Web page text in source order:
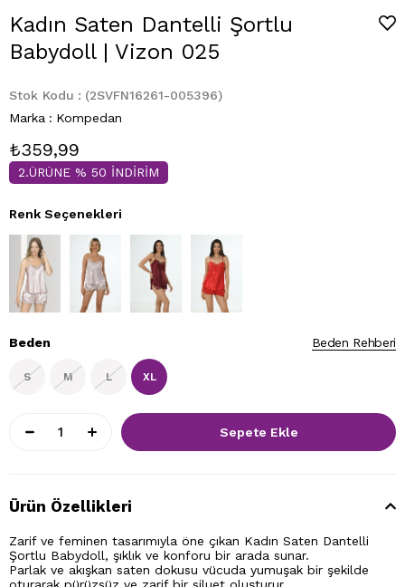
Kadın Saten Dantelli Şortlu
Babydoll | Vizon 025
Stok Kodu
(2SVFN16261-005396)
Marka : Kompedan
₺359,99
2.ÜRÜNE % 50 İNDİRİM
Renk Seçenekleri
Beden Rehberi
Beden
S M L XL
Ürün Özellikleri
Zarif ve feminen tasarımıyla öne çıkan Kadın Saten Dantelli
Şortlu Babydoll, şıklık ve konforu bir arada sunar.
Parlak ve akışkan saten dokusu vücuda yumuşak bir şekilde
oturarak pürüzsüz ve zarif bir siluet oluşturur.